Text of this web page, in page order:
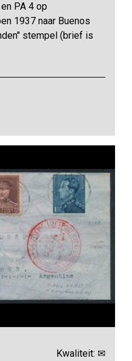
PA 4 op
1937 naar Buenos
stempel (brief is
Kwaliteit: ✉